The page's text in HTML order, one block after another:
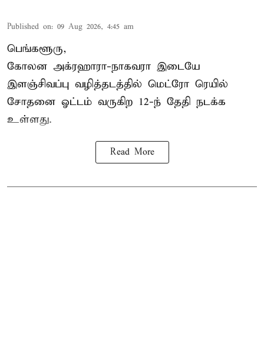
Published on: 09 Aug 2026, 4:45 am
பெங்களூரு,
கோலன அக்ரஹாரா-நாகவரா இடையே
இளஞ்சிவப்பு வழித்தடத்தில் மெட்ரோ ரெயில்
சோதனை ஓட்டம் வருகிற 12-ந் தேதி நடக்க
உள்ளது.
Read More